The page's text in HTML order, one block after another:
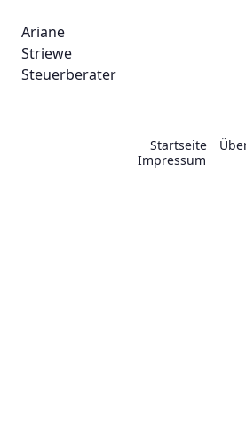
Ariane
Striewe
Steuerberater
Startseite
Impressum